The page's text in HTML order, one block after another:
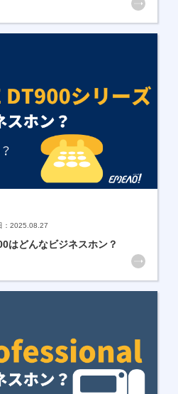
2025.08.27
はどんなビジネスホン？